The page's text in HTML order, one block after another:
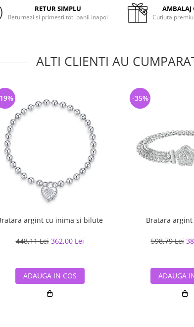
RETUR SIMPLU
Returnezi si primesti toti banii inapoi
AMBALAJ
Cutiuta
ALTI CLIENTI AU
argint cu inima si bilute
448,11 Lei 362,00 Lei
ADAUGA IN COS
Bratara
598,79 Lei
-35%
ADAUGA